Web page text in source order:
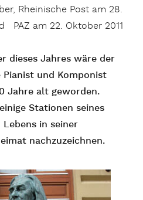
Rheinische Post am 28.
PAZ am 22. Oktober 2011
dieses Jahres wäre der
und Komponist
Jahre alt geworden.
Stationen seines
in seiner
nachzuzeichnen.